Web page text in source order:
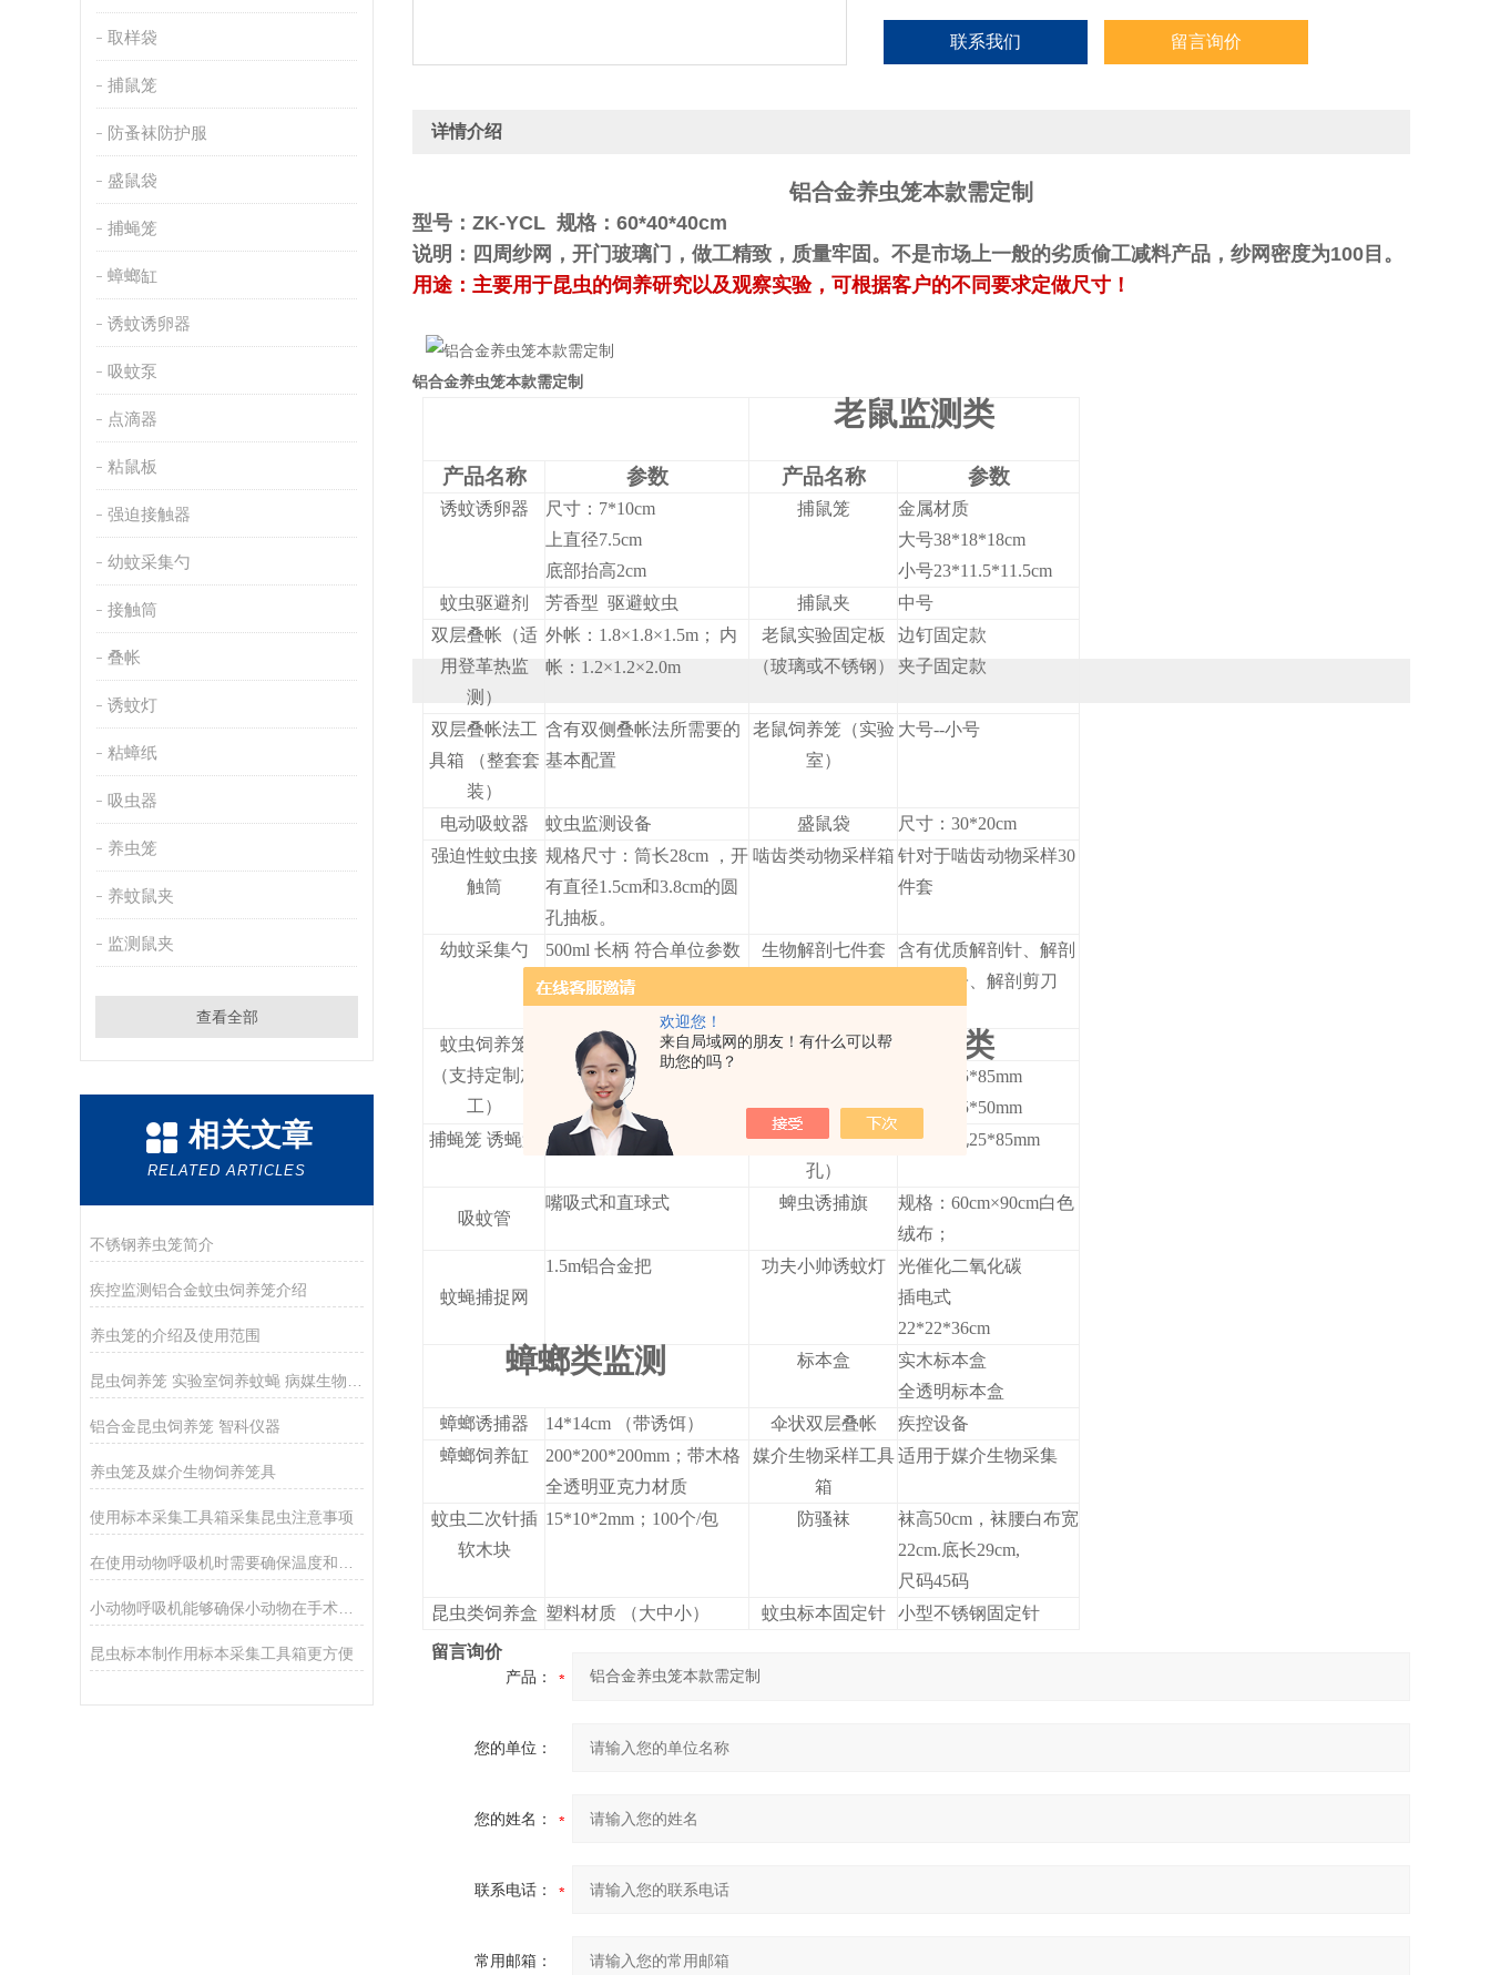
欢迎您！
来自局域网的朋友！有什么可以帮
助您的吗？
取样袋
捕鼠笼
防蚤袜防护服
盛鼠袋
捕蝇笼
蟑螂缸
诱蚊诱卵器
吸蚊泵
点滴器
粘鼠板
强迫接触器
幼蚊采集勺
接触筒
叠帐
诱蚊灯
粘蟑纸
吸虫器
养虫笼
养蚊鼠夹
监测鼠夹
查看全部
相关文章
RELATED ARTICLES
不锈钢养虫笼简介
疾控监测铝合金蚊虫饲养笼介绍
养虫笼的介绍及使用范围
铝合金昆虫饲养笼 智科仪器
养虫笼及媒介生物饲养笼具
使用标本采集工具箱采集昆虫注意事项
小动物呼吸机能够确保小动物在手术或急救过程中获得充分的氧气
昆虫标本制作用标本采集工具箱更方便
联系我们 留言询价
详情介绍
铝合金养虫笼本款需定制
型号：ZK-YCL 规格：60*40*40cm
说明：四周纱网，开门玻璃门，做工精致，质量牢固。不是市场上一般的劣质偷工减料产品，纱网密度为100目。
用途：主要用于昆虫的饲养研究以及观察实验，可根据客户的不同要求定做尺寸！
铝合金养虫笼本款需定制
老鼠监测类
产品名称 参数 产品名称 参数
诱蚊诱卵器
尺寸：7*10cm
上直径7.5cm
底部抬高2cm
捕鼠笼
金属材质
大号38*18*18cm
小号23*11.5*11.5cm
蚊虫驱避剂
芳香型 驱避蚊虫 捕鼠夹
中号
双层叠帐（适
用登革热监
测）
外帐：1.8×1.8×1.5m；
内
帐：1.2×1.2×2.0m
老鼠实验固定板
（玻璃或不锈钢）
边钉固定款
夹子固定款
双层叠帐法工
具箱 （整套套
装）
含有双侧叠帐法所需要的
基本配置
老鼠饲养笼（实验
室）
大号--小号
电动吸蚊器 蚊虫监测设备 盛鼠袋
尺寸：30*20cm
强迫性蚊虫接
触筒
规格尺寸：筒长28cm ，开
有直径1.5cm和3.8cm的圆
孔抽板。
啮齿类动物采样箱 针对于啮齿动物采样30
件套
幼蚊采集勺 500ml 长柄 符合单位参数 生物解剖七件套
含有优质解剖针、解剖
刀、镊子、解剖剪刀
等。
蚊虫饲养笼
（支持定制加
工）
30*30*30cm；35*35*35cm
50*50*50cm；90*90*90cm
（尺寸可定制）
其他工具类
透明带盖
大号：25*85mm
小号：15*50mm
捕蝇笼 诱蝇笼
255*255*500mm
透明带盖（带气
孔）
大号带孔25*85mm
吸蚊管
嘴吸式和直球式 蜱虫诱捕旗
规格：60cm×90cm白色
绒布；
蚊蝇捕捉网
1.5m铝合金把 功夫小帅诱蚊灯
光催化二氧化碳
插电式
22*22*36cm
蟑螂类监测 标本盒
实木标本盒
全透明标本盒
蟑螂诱捕器
14*14cm （带诱饵） 伞状双层叠帐
疾控设备
蟑螂饲养缸
200*200*200mm；带木格
全透明亚克力材质
媒介生物采样工具
箱
适用于媒介生物采集
蚊虫二次针插
软木块
15*10*2mm；100个/包 防骚袜
袜高50cm，袜腰白布宽
22cm.底长29cm,
尺码45码
昆虫类饲养盒 塑料材质 （大中小） 蚊虫标本固定针 小型不锈钢固定针
留言询价
产品：
您的单位：
您的姓名：
联系电话：
常用邮箱：